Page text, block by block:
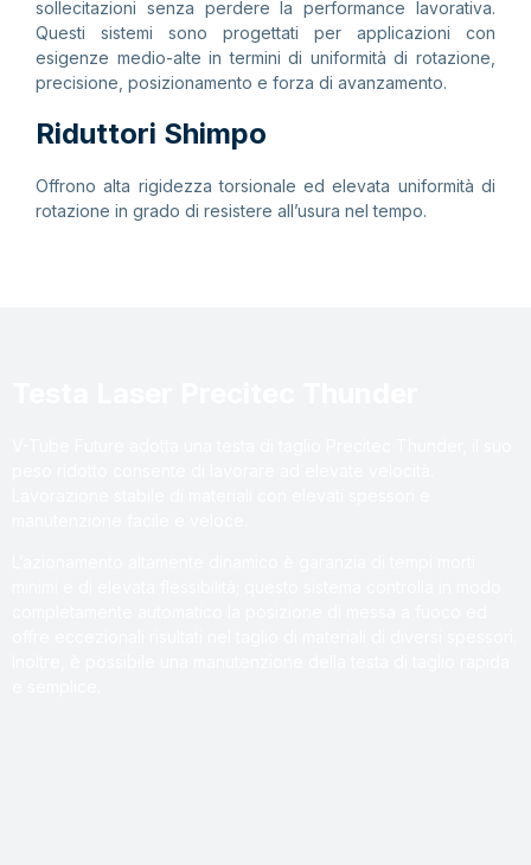
sollecitazioni senza perdere la performance lavorativa.
Questi sistemi sono progettati per applicazioni con
esigenze medio-alte in termini di uniformità di rotazione,
precisione, posizionamento e forza di avanzamento.
Riduttori Shimpo
Offrono alta rigidezza torsionale ed elevata uniformità di
rotazione in grado di resistere all’usura nel tempo.